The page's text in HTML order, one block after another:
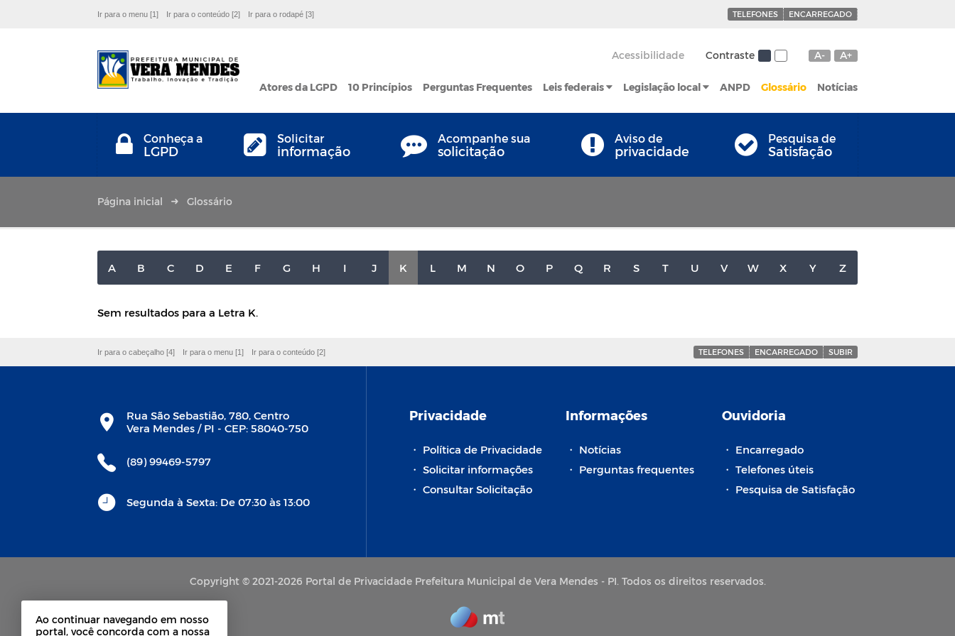
Ir para o menu [1] Ir para o conteúdo [2] Ir para o rodapé [3] TELEFONES ENCARREGADO
A- A+
Contraste
Acessibilidade
Atores da LGPD 10 Princípios Perguntas Frequentes Leis federais Legislação local ANPD Glossário Notícias
Conheça a
LGPD
Solicitar
informação
Acompanhe sua
solicitação
Aviso de
privacidade
Pesquisa de
Satisfação
Página inicial Glossário
A B C D E F G H I J K L M N O P Q R S T U V W X Y Z
Sem resultados para a Letra K.
Ir para o cabeçalho [4] Ir para o menu [1] Ir para o conteúdo [2] TELEFONES ENCARREGADO SUBIR
Rua São Sebastião, 780, Centro
Vera Mendes / PI - CEP: 58040-750
(89) 99469-5797
Segunda à Sexta: De 07:30 às 13:00
Privacidade
・ Política de Privacidade
・ Solicitar informações
・ Consultar Solicitação
Informações
・ Notícias
・ Perguntas frequentes
Ouvidoria
・ Encarregado
・ Telefones úteis
・ Pesquisa de Satisfação
Copyright © 2021-2026 Portal de Privacidade Prefeitura Municipal de Vera Mendes - PI. Todos os direitos reservados.
Ao continuar navegando em nosso
portal, você concorda com a nossa